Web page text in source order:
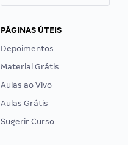
PÁGINAS ÚTEIS
Depoimentos
Material Grátis
Aulas ao Vivo
Aulas Grátis
Sugerir Curso